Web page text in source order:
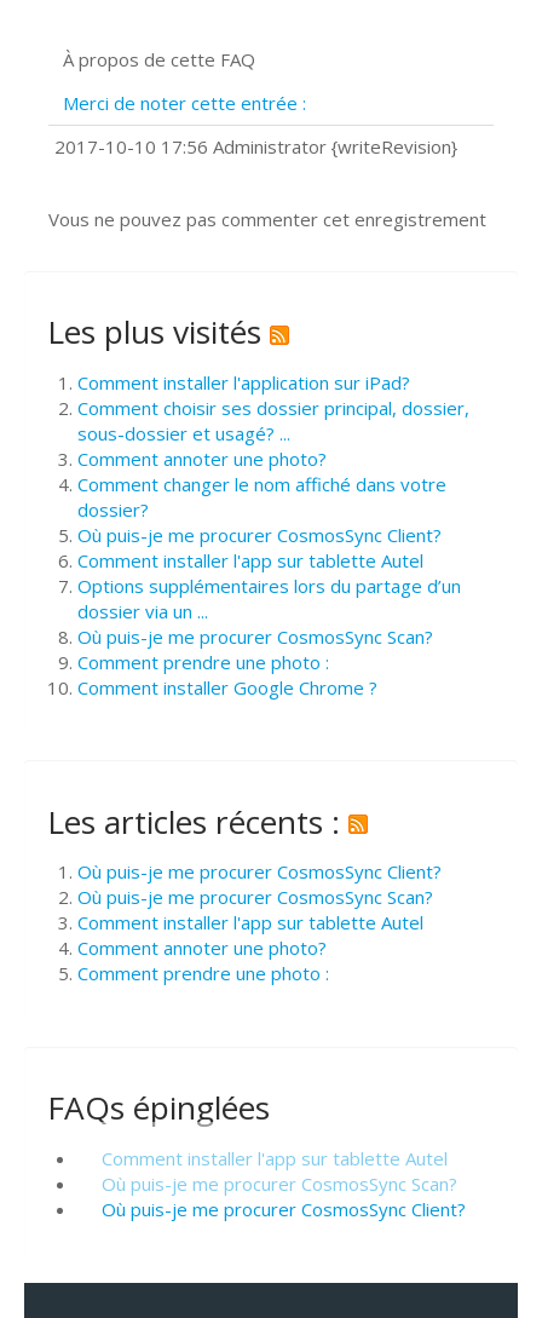
Prise de vue 360°
?
Comment installer Google Chrome ?
À propos de cette FAQ
Merci de noter cette entrée :
2017-10-10 17:56 Administrator {writeRevision}
Vous ne pouvez pas commenter cet enregistrement
Les plus visités
Comment installer l'application sur iPad?
Comment choisir ses dossier principal, dossier,
sous-dossier et usagé? ...
Comment annoter une photo?
Comment changer le nom affiché dans votre
dossier?
Où puis-je me procurer CosmosSync Client?
Comment installer l'app sur tablette Autel
Options supplémentaires lors du partage d’un
dossier via un ...
Où puis-je me procurer CosmosSync Scan?
Comment prendre une photo :
Comment installer Google Chrome ?
Les articles récents :
Où puis-je me procurer CosmosSync Client?
Où puis-je me procurer CosmosSync Scan?
Comment installer l'app sur tablette Autel
Comment annoter une photo?
Comment prendre une photo :
FAQs épinglées
Comment installer l'app sur tablette Autel
Où puis-je me procurer CosmosSync Scan?
Où puis-je me procurer CosmosSync Client?